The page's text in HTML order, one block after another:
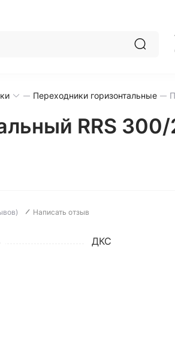
Переходники горизонтальные
RRS
Написать отзыв
ДКС